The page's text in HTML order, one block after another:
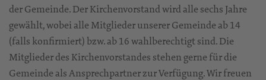
der Gemeinde. Der Kirchenvorstand wird alle sechs Jahre
gewählt, wobei alle Mitglieder unserer Gemeinde ab 14
(falls konfirmiert) bzw. ab 16 wahlberechtigt sind. Die
Mitglieder des Kirchenvorstandes stehen gerne für die
Gemeinde als Ansprechpartner zur Verfügung. Wir freuen